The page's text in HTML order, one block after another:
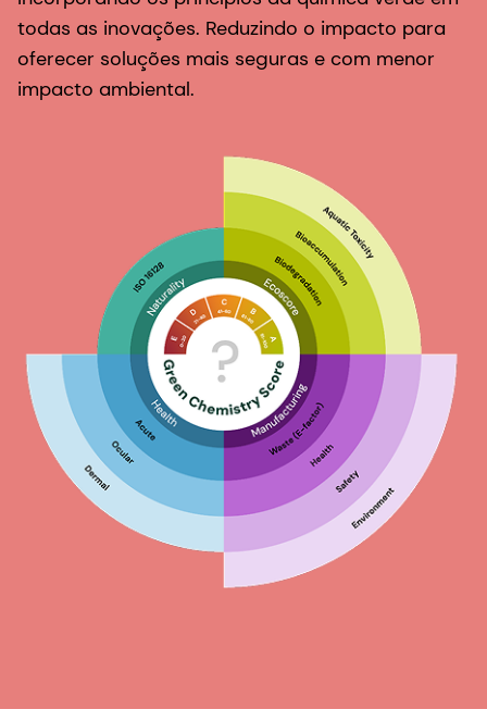
todas as inovações. Reduzindo o impacto para
oferecer soluções mais seguras e com menor
impacto ambiental.